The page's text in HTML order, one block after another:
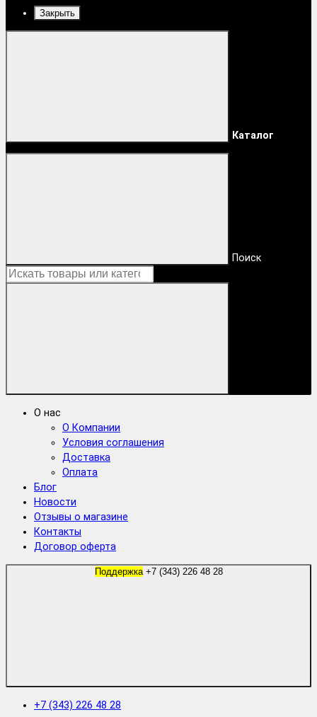
Закрыть
Каталог
Поиск
О нас
О Компании
Условия соглашения
Доставка
Оплата
Блог
Новости
Отзывы о магазине
Контакты
Договор оферта
Поддержка +7 (343) 226 48 28
+7 (343) 226 48 28